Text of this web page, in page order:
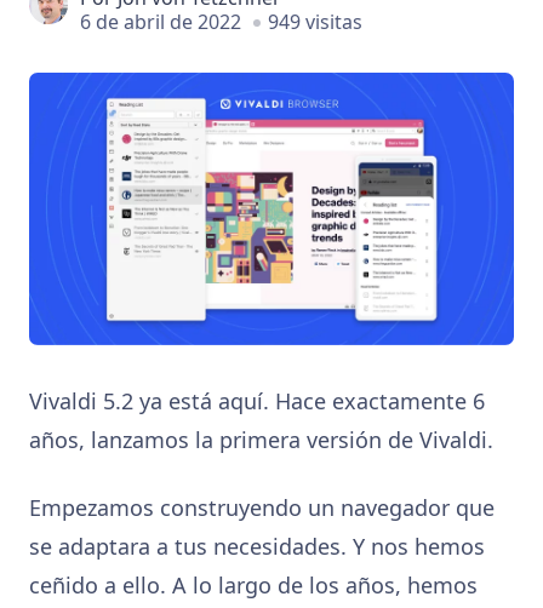
6 de abril de 2022
949 visitas
Vivaldi 5.2 ya está aquí. Hace exactamente 6
años, lanzamos la primera versión de Vivaldi.
Empezamos construyendo un navegador que
se adaptara a tus necesidades. Y nos hemos
ceñido a ello. A lo largo de los años, hemos